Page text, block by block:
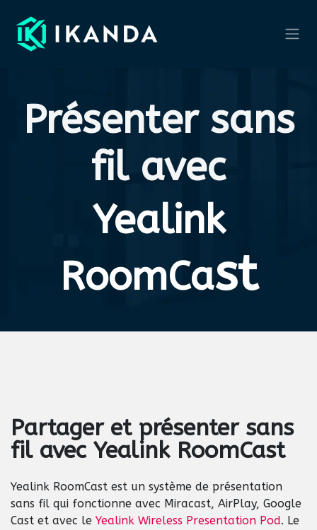
Présenter sans
fil avec
Yealink
RoomCast
Partager et présenter sans
fil avec Yealink RoomCast
Yealink RoomCast est un système de présentation
sans fil qui fonctionne avec Miracast, AirPlay, Google
Cast et avec le Yealink Wireless Presentation Pod. Le